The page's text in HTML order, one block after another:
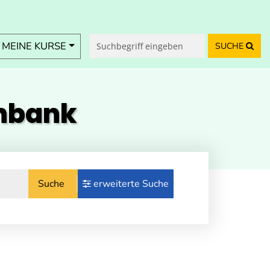
KURSE SUCHE
Suche erweiterte Suche